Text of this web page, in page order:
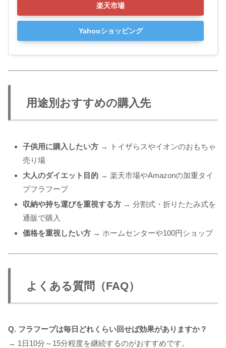
楽天市場
Yahooショッピング
用途別おすすめの購入先
子供用に購入したい方 → トイザらスやイオンのおもちゃ
売り場
大人のダイエット目的 → 楽天市場やAmazonの加重タイ
プフラフープ
収納や持ち運びを重視する方 → 分割式・折りたたみ式を
通販で購入
価格を重視したい方 → ホームセンターや100円ショップ
よくある質問（FAQ）
Q. フラフープは毎日どれくらい回せば効果がありますか？
→ 1日10分～15分程度を継続するのがおすすめです。